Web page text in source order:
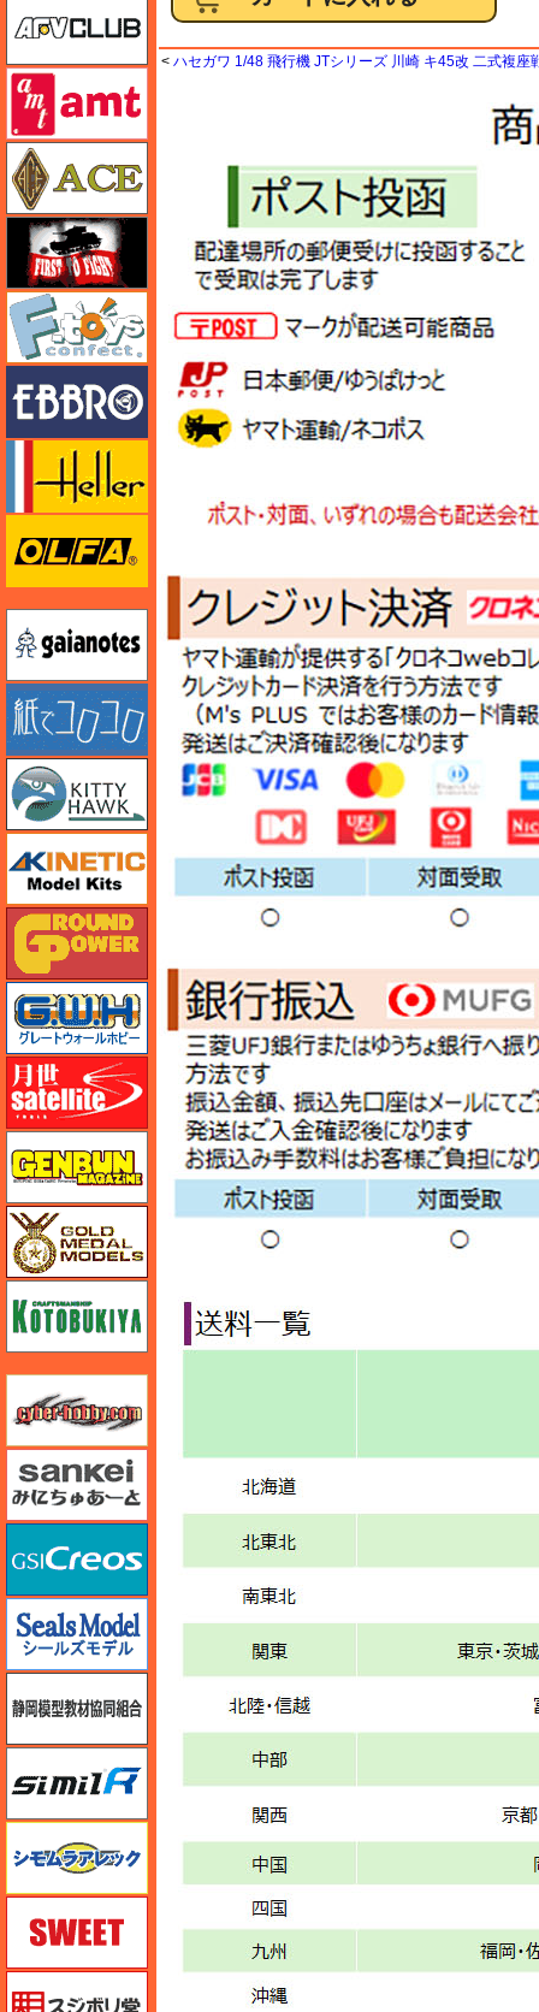
< ハセガワ 1/48 飛行機 JTシリーズ 川崎 キ45改 二式複座
エブロ
エレール
ガイアノーツ
紙でコロコロ
キティホーク
ガリレオ出版 グランドパワー
グレートウォールホビー
月世 サテライトツールス
ゲンブンマガジン
ゴールドメダルモデルズ
さんけい みにちゅあーと
シールズモデル
シミラー（similR）
スイート（SWEET）